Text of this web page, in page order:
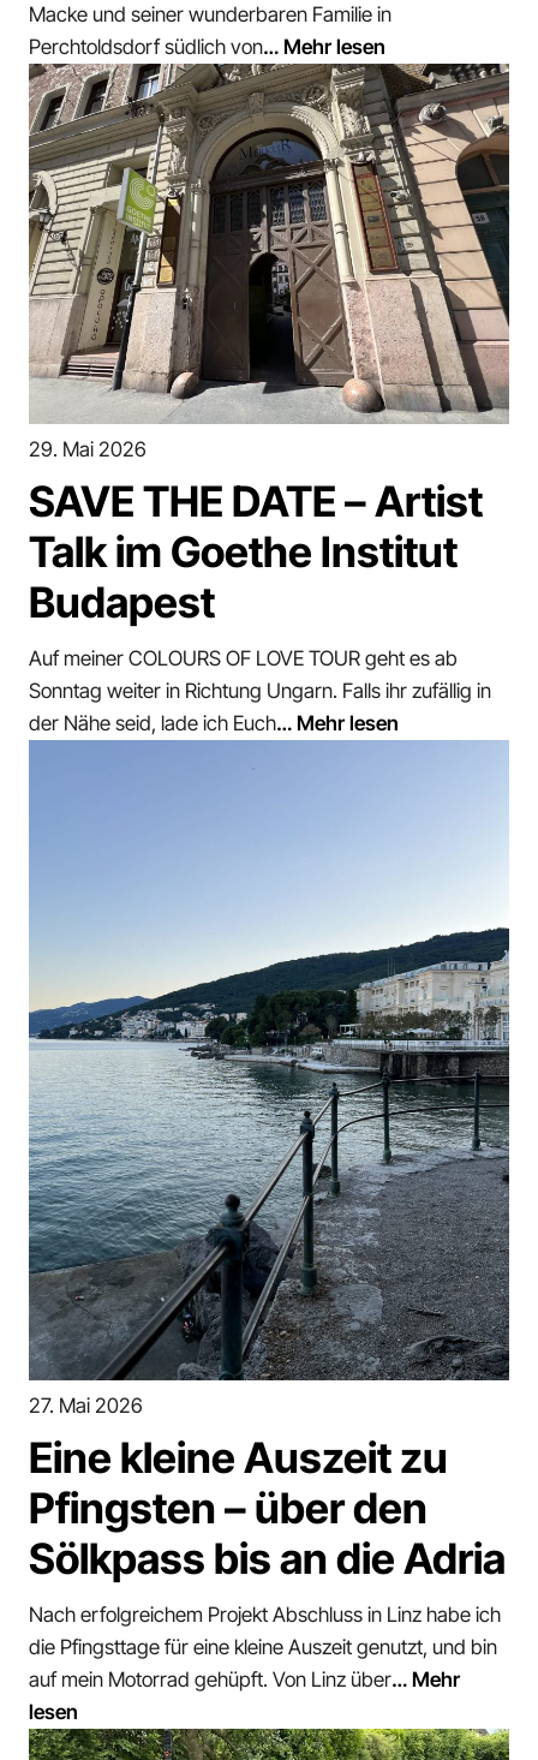
Macke und seiner wunderbaren Familie in
Perchtoldsdorf südlich von… Mehr lesen
29. Mai 2026
SAVE THE DATE – Artist
Talk im Goethe Institut
Budapest
Auf meiner COLOURS OF LOVE TOUR geht es ab
Sonntag weiter in Richtung Ungarn. Falls ihr zufällig in
der Nähe seid, lade ich Euch… Mehr lesen
27. Mai 2026
Eine kleine Auszeit zu
Pfingsten – über den
Sölkpass bis an die Adria
Nach erfolgreichem Projekt Abschluss in Linz habe ich
die Pfingsttage für eine kleine Auszeit genutzt, und bin
auf mein Motorrad gehüpft. Von Linz über… Mehr
lesen